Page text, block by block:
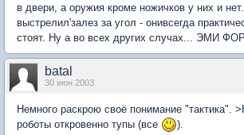
в двери, а оружия кроме ножичков у них и
выстрелил'залез за угол - онивсегда
стоят. Ну а во всех других случах... ЭМИ
batal
30 июн 2003
Немного раскрою своё понимание "тактика".
роботы откровенно тупы (все
).